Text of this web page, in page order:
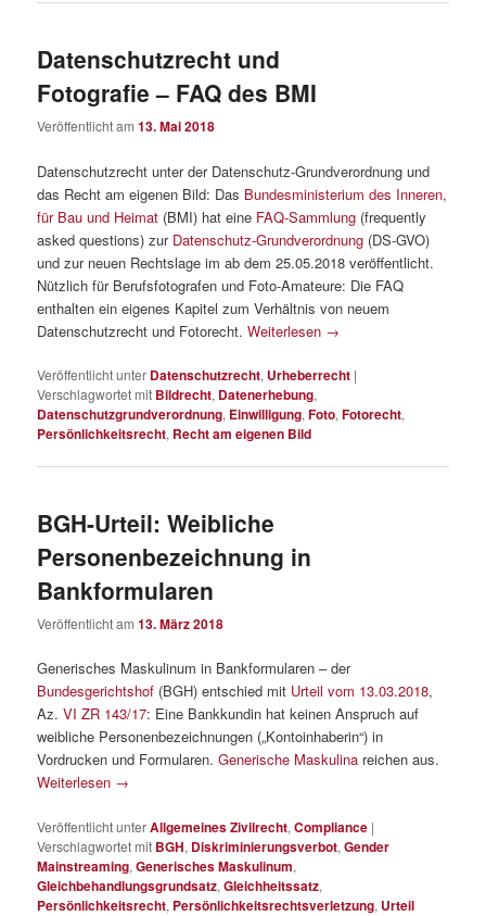
Datenschutzrecht und
Fotografie – FAQ des BMI
Veröffentlicht am13. Mai 2018
Datenschutzrecht unter der Datenschutz-Grundverordnung und
das Recht am eigenen Bild: Das Bundesministerium des Inneren,
für Bau und Heimat (BMI) hat eine FAQ-Sammlung (frequently
asked questions) zur Datenschutz-Grundverordnung (DS-GVO)
und zur neuen Rechtslage im ab dem 25.05.2018 veröffentlicht.
Nützlich für Berufsfotografen und Foto-Amateure: Die FAQ
enthalten ein eigenes Kapitel zum Verhältnis von neuem
Datenschutzrecht und Fotorecht.Weiterlesen →
Veröffentlicht unter Datenschutzrecht, Urheberrecht |
Verschlagwortet mit Bildrecht, Datenerhebung,
Datenschutzgrundverordnung, Einwilligung,Foto,Fotorecht,
Persönlichkeitsrecht, Recht am eigenen Bild
BGH-Urteil: Weibliche
Personenbezeichnung in
Bankformularen
Veröffentlicht am13. März 2018
Generisches Maskulinum in Bankformularen – der
Bundesgerichtshof (BGH) entschied mit Urteil vom 13.03.2018,
Az.VI ZR 143/17: Eine Bankkundin hat keinen Anspruch auf
weibliche Personenbezeichnungen („Kontoinhaberin“) in
Vordrucken und Formularen.Generische Maskulina reichen aus.
Weiterlesen →
Veröffentlicht unterAllgemeines Zivilrecht,Compliance |
Verschlagwortet mit BGH, Diskriminierungsverbot,Gender
Mainstreaming,Generisches Maskulinum,
Gleichbehandlungsgrundsatz,Gleichheitssatz,
Persönlichkeitsrecht, Persönlichkeitsrechtsverletzung, Urteil